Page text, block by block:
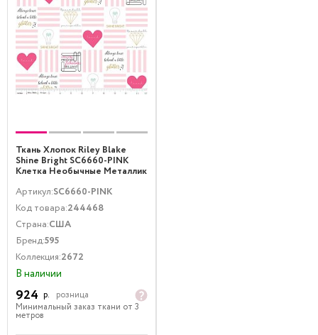
Ткань Хлопок Riley Blake
Shine Bright SC6660-PINK
Клетка Необычные Металлик
Артикул:SC6660-PINK
Код товара:244468
Страна:США
Бренд:595
Коллекция:2672
В наличии
924 р.
розница
Минимальный заказ ткани от 3
метров